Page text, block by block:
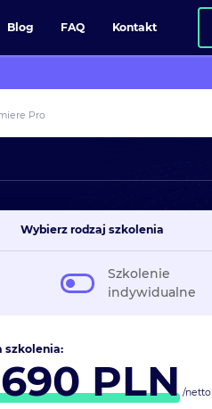
Blog FAQ Kontakt
Pro
Wybierz rodzaj szkolenia
Szkolenie
indywidualne
szkolenia:
PLN/netto